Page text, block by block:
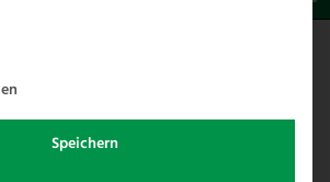
der Service-Gruppen, für die eine
Speichern